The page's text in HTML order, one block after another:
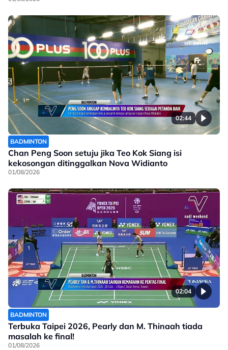
02:44
BADMINTON
Chan Peng Soon setuju jika Teo Kok Siang isi
kekosongan ditinggalkan Nova Widianto
01/08/2026
02:04
BADMINTON
Terbuka Taipei 2026, Pearly dan M. Thinaah tiada
masalah ke final!
01/08/2026